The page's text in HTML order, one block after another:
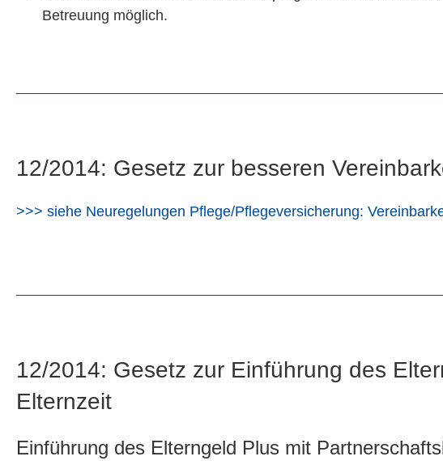
Betreuung möglich.
12/2014: Gesetz zur besseren
>>> siehe Neuregelungen Pflege/Pflegeversicherung:
12/2014: Gesetz zur Einführung des
Elternzeit
Einführung des Elterngeld Plus mit